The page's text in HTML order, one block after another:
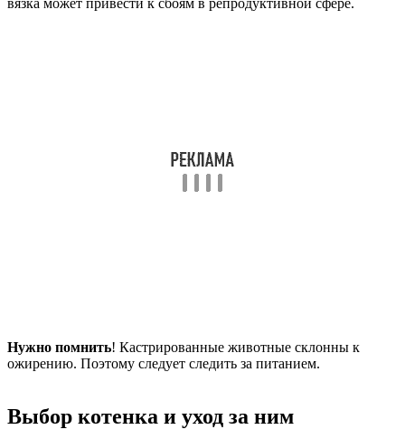
Нужно помнить! Кастрированные животные склонны к
ожирению. Поэтому следует следить за питанием.
Выбор котенка и уход за ним